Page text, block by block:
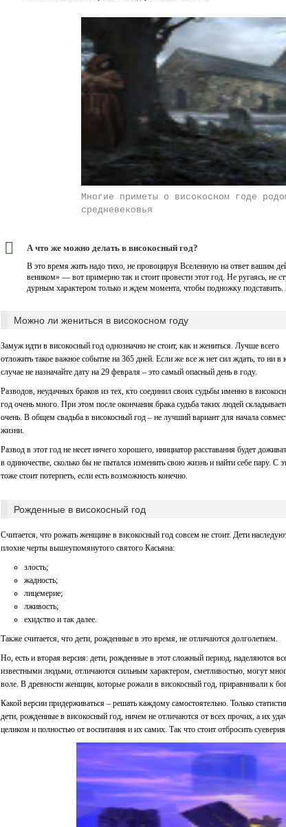
Многие приметы о високосном годе
средневековья
А что же можно делать в високосный год?
В это время жить надо тихо, не провоцируя Вселенную на ответ вашим
веником» — вот примерно так и стоит провести этот год. Не ругаясь, не
дурным характером только и ждем момента, чтобы подножку подставить.
Можно ли жениться в високосном году
Замуж идти в високосный год однозначно не стоит, как и жениться. Лучше всего
отложить такое важное событие на 365 дней. Если же все ж нет сил ждать, то ни в
случае не назначайте дату на 29 февраля – это самый опасный день в году.
Разводов, неудачных браков из тех, кто соединил своих судьбы именно в
год очень много. При этом после окончания брака судьба таких людей
очень. В общем свадьба в високосный год – не лучший вариант для начала
жизни.
Развод в этот год не несет ничего хорошего, инициатор расставания будет
в одиночестве, сколько бы не пытался изменить свою жизнь и найти себе пару. С
тоже стоит потерпеть, если есть возможность конечно.
Рожденные в високосный год
Считается, что рожать женщине в високосный год совсем не стоит. Дети
плохие черты вышеупомянутого святого Касьяна:
злость;
жадность;
лицемерие;
лживость;
ехидство и так далее.
Также считается, что дети, рожденные в это время, не отличаются долголетием.
Но, есть и вторая версия: дети, рожденные в этот сложный период, наделяются
известными людьми, отличаются сильным характером, сметливостью, могут
воле. В древности женщин, которые рожали в високосный год, приравнивали к
Какой версии придерживаться – решать каждому самостоятельно. Только
дети, рожденные в високосный год, ничем не отличаются от всех прочих, а их
целиком и полностью от воспитания и их самих. Так что стоит отбросить